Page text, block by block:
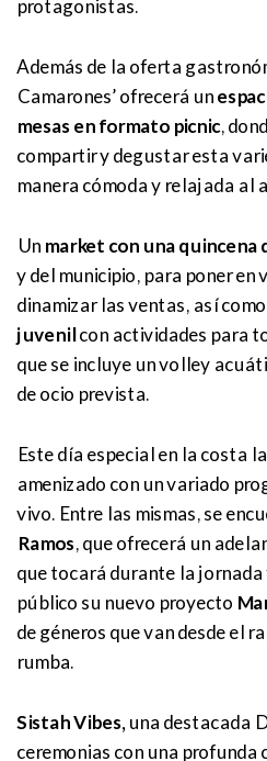
protagonistas.
Además de la oferta
Camarones’ ofrecerá un
mesas en formato picnic,
compartir y degustar esta
manera cómoda y relajada al
Un market con una quincena
y del municipio, para poner
dinamizar las ventas, así
juvenilcon actividades para
que se incluye un volley
de ocio prevista.
Este día especial en la costa
amenizado con un variado
vivo. Entre las mismas, se
Ramos, que ofrecerá un
que tocará durante la
público su nuevo proyecto
de géneros que van desde el
rumba.
Sistah Vibes, una destacada
ceremonias con una profunda